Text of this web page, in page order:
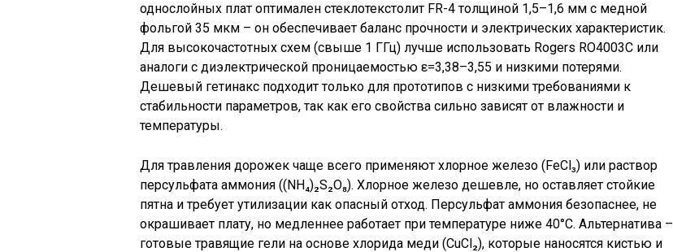
однослойных плат оптимален стеклотекстолит FR-4 толщиной 1,5–1,6 мм с медной
фольгой 35 мкм – он обеспечивает баланс прочности и электрических характеристик.
Для высокочастотных схем (свыше 1 ГГц) лучше использовать Rogers RO4003C или
аналоги с диэлектрической проницаемостью ε=3,38–3,55 и низкими потерями.
Дешевый гетинакс подходит только для прототипов с низкими требованиями к
стабильности параметров, так как его свойства сильно зависят от влажности и
температуры.
Для травления дорожек чаще всего применяют хлорное железо (FeCl₃) или раствор
персульфата аммония ((NH₄)₂S₂O₈). Хлорное железо дешевле, но оставляет стойкие
пятна и требует утилизации как опасный отход. Персульфат аммония безопаснее, не
окрашивает плату, но медленнее работает при температуре ниже 40°C. Альтернатива –
готовые травящие гели на основе хлорида меди (CuCl₂), которые наносятся кистью и